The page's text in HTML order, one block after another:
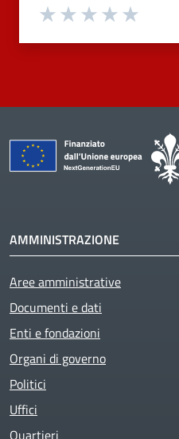
Valuta 4
Valuta 3 stelle
Valuta 2 stelle su 5
Valuta 1 stelle su 5
AMMINISTRAZIONE
Aree amministrative
Documenti e dati
Enti e fondazioni
Organi di governo
Politici
Uffici
Quartieri